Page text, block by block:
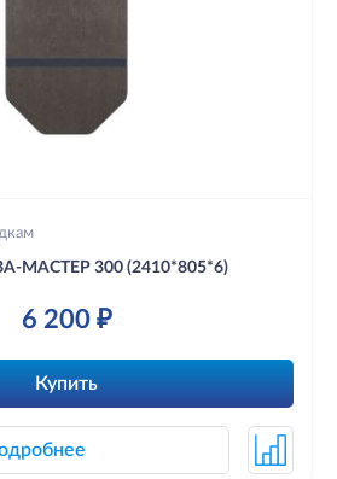
МАСТЕР 300 (2410*805*6)
6 200 ₽
Купить